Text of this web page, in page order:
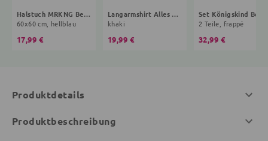
Halstuch MRKNG Bestseller Kollektion
60x60 cm, hellblau
17,99 €
Langarmshirt Alles nur ne Phase Bestseller Kollektion
khaki
19,99 €
2 Teile, frappé
32,99 €
Produktdetails
Produktbeschreibung